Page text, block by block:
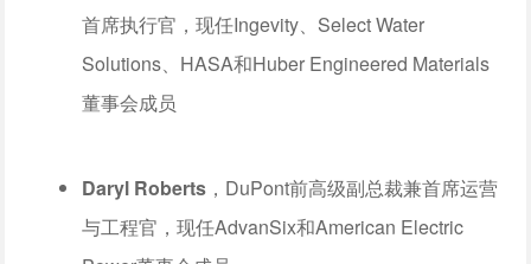
首席执行官，现任Ingevity、Select Water
Solutions、HASA和Huber Engineered Materials
董事会成员
Daryl Roberts ，DuPont前高级副总裁兼首席运营
与工程官，现任AdvanSix和American Electric